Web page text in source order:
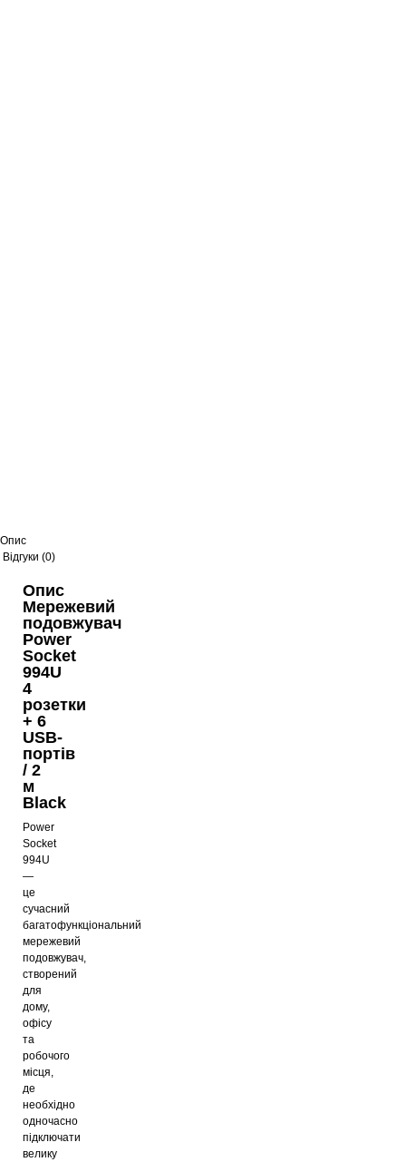
Опис
Відгуки (0)
Опис
Мережевий
подовжувач
Power
Socket
994U
4
розетки
+ 6
USB-
портів
/ 2
м
Black
Power
Socket
994U
—
це
сучасний
багатофункціональний
мережевий
подовжувач,
створений
для
дому,
офісу
та
робочого
місця,
де
необхідно
одночасно
підключати
велику